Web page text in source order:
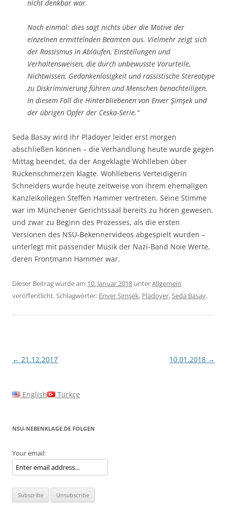
nicht denkbar war.
Noch einmal: dies sagt nichts über die Motive der
einzelnen ermittelnden Beamten aus. Vielmehr zeigt sich
der Rassismus in Abläufen, Einstellungen und
Verhaltensweisen, die durch unbewusste Vorurteile,
Nichtwissen, Gedankenlosigkeit und rassistische Stereotype
zu Diskriminierung führen und Menschen benachteiligen.
In diesem Fall die Hinterbliebenen von Enver Şimşek und
der übrigen Opfer der Ceska-Serie.“
Seda Basay wird ihr Plädoyer leider erst morgen
abschließen können – die Verhandlung heute wurde gegen
Mittag beendet, da der Angeklagte Wohlleben über
Rückenschmerzen klagte. Wohllebens Verteidigerin
Schneiders wurde heute zeitweise von ihrem ehemaligen
Kanzleikollegen Steffen Hammer vertreten. Seine Stimme
war im Münchener Gerichtssaal bereits zu hören gewesen,
und zwar zu Beginn des Prozesses, als die ersten
Versionen des NSU-Bekennervideos abgespielt wurden –
unterlegt mit passender Musik der Nazi-Band Noie Werte,
deren Frontmann Hammer war.
Dieser Beitrag wurde am 10. Januar 2018 unterAllgemein
veröffentlicht. Schlagwörter: Enver Şimşek, Plädoyer,Seda Basay.
Beitragsnavigation
← 21.12.2017 10.01.2018 →
English Türkçe
NSU-NEBENKLAGE.DE FOLGEN
Your email: